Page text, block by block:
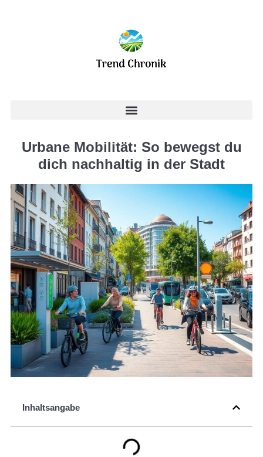
Urbane Mobilität: So bewegst du
dich nachhaltig in der Stadt
Inhaltsangabe